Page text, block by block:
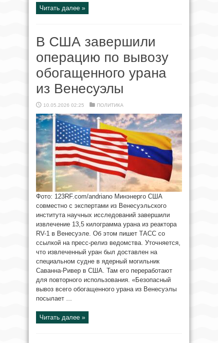
Читать далее »
В США завершили
операцию по вывозу
обогащенного урана
из Венесуэлы
10.05.2026 02:25 ПОЛИТИКА
Фото: 123RF.com/andriano Минэнерго США
совместно с экспертами из Венесуэльского
института научных исследований завершили
извлечение 13,5 килограмма урана из реактора
RV-1 в Венесуэле. Об этом пишет ТАСС со
ссылкой на пресс-релиз ведомства. Уточняется,
что извлеченный уран был доставлен на
специальном судне в ядерный могильник
Саванна-Ривер в США. Там его переработают
для повторного использования. «Безопасный
вывоз всего обогащенного урана из Венесуэлы
посылает ...
Читать далее »